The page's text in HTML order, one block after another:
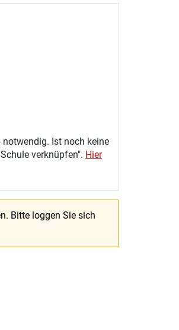
Ist noch keine
verknüpfen". Hier
Bitte loggen Sie sich